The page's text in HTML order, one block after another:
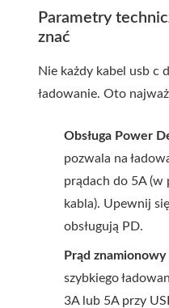
Parametry
znać
Nie każdy kabel usb c
ładowanie. Oto
Obsługa Power
pozwala na
prądach do 5A (w
kabla). Upewnij
obsługują PD.
Prąd znamionowy
szybkiego
3A lub 5A przy